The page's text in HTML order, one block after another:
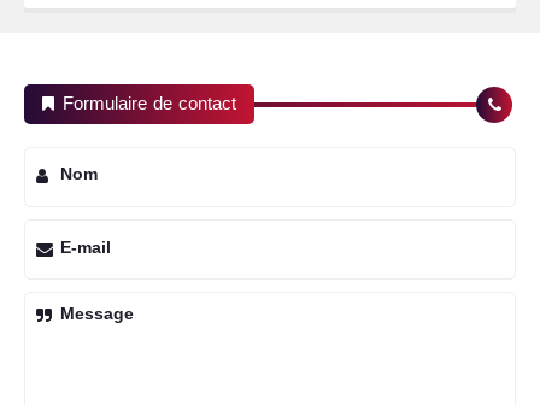
Formulaire de contact
Nom
E-mail
Message